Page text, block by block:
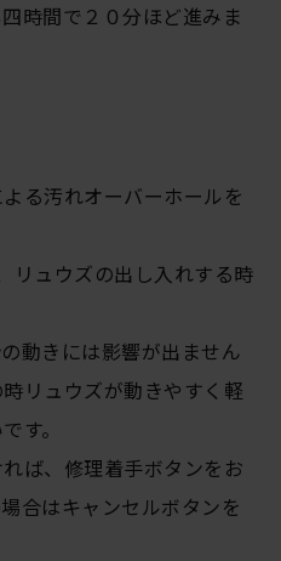
時間で２０分ほど進みま
る汚れオーバーホールを
リュウズの出し入れする時
動きには影響が出ません
リュウズが動きやすく軽
す。
ば、修理着手ボタンをお
合はキャンセルボタンを